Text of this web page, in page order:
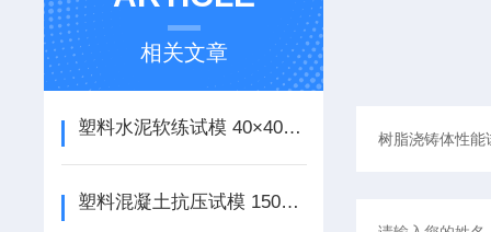
相关文章
塑料水泥软练试模 40×40×160mm产品简介
塑料混凝土抗压试模 150立方加厚产品简介